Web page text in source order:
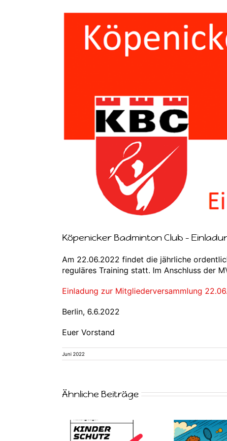
Zeige
grösseres
Köpenicker Badminton Club –
Am 22.06.2022 findet die jährliche
reguläres Training statt. Im Anschluss der
Einladung zur Mitgliederversammlung
Berlin, 6.6.2022
Euer Vorstand
Juni 2022
Ähnliche Beiträge